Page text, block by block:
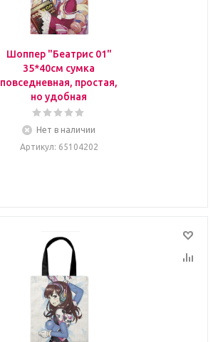
Шоппер "Беатрис 01"
35*40см сумка
повседневная, простая,
но удобная
Нет в наличии
Артикул: 65104202